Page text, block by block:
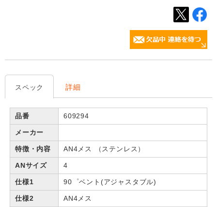
スペック 詳細
品番 609294
メーカー
特徴・内容 AN4メス （ステンレス）
ANサイズ 4
仕様1 90゜ベント(アジャスタブル)
仕様2 AN4メス